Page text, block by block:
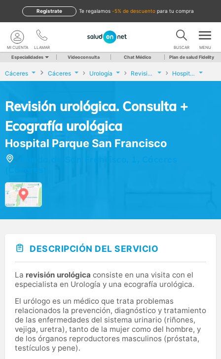
te regalamos -5% de descuento para tu compra
Regístrate
LLAMAR
MI CUENTA BUSCAR MENU
Especialidades Videoconsulta Chat Médico Plan de salud Fidelity
Cáceres Cáceres Urología Revisión urológica. Consulta + Ecografía urológica Hospital Parque San Francisco
Revisión urológica. Consulta +
Ecografía urológica
Hospital Parque San Francisco
DESCRIPCIÓN DEL SERVICIO
La revisión urológica consiste en una visita con el
especialista en Urología y una ecografía urológica.
El urólogo es un médico que trata problemas
relacionados la prevención, diagnóstico y tratamiento
de las enfermedades del sistema urinario (riñones,
vejiga, uretra), tanto de la mujer como del hombre, y
de los órganos reproductores masculinos (próstata,
testículos y pene).